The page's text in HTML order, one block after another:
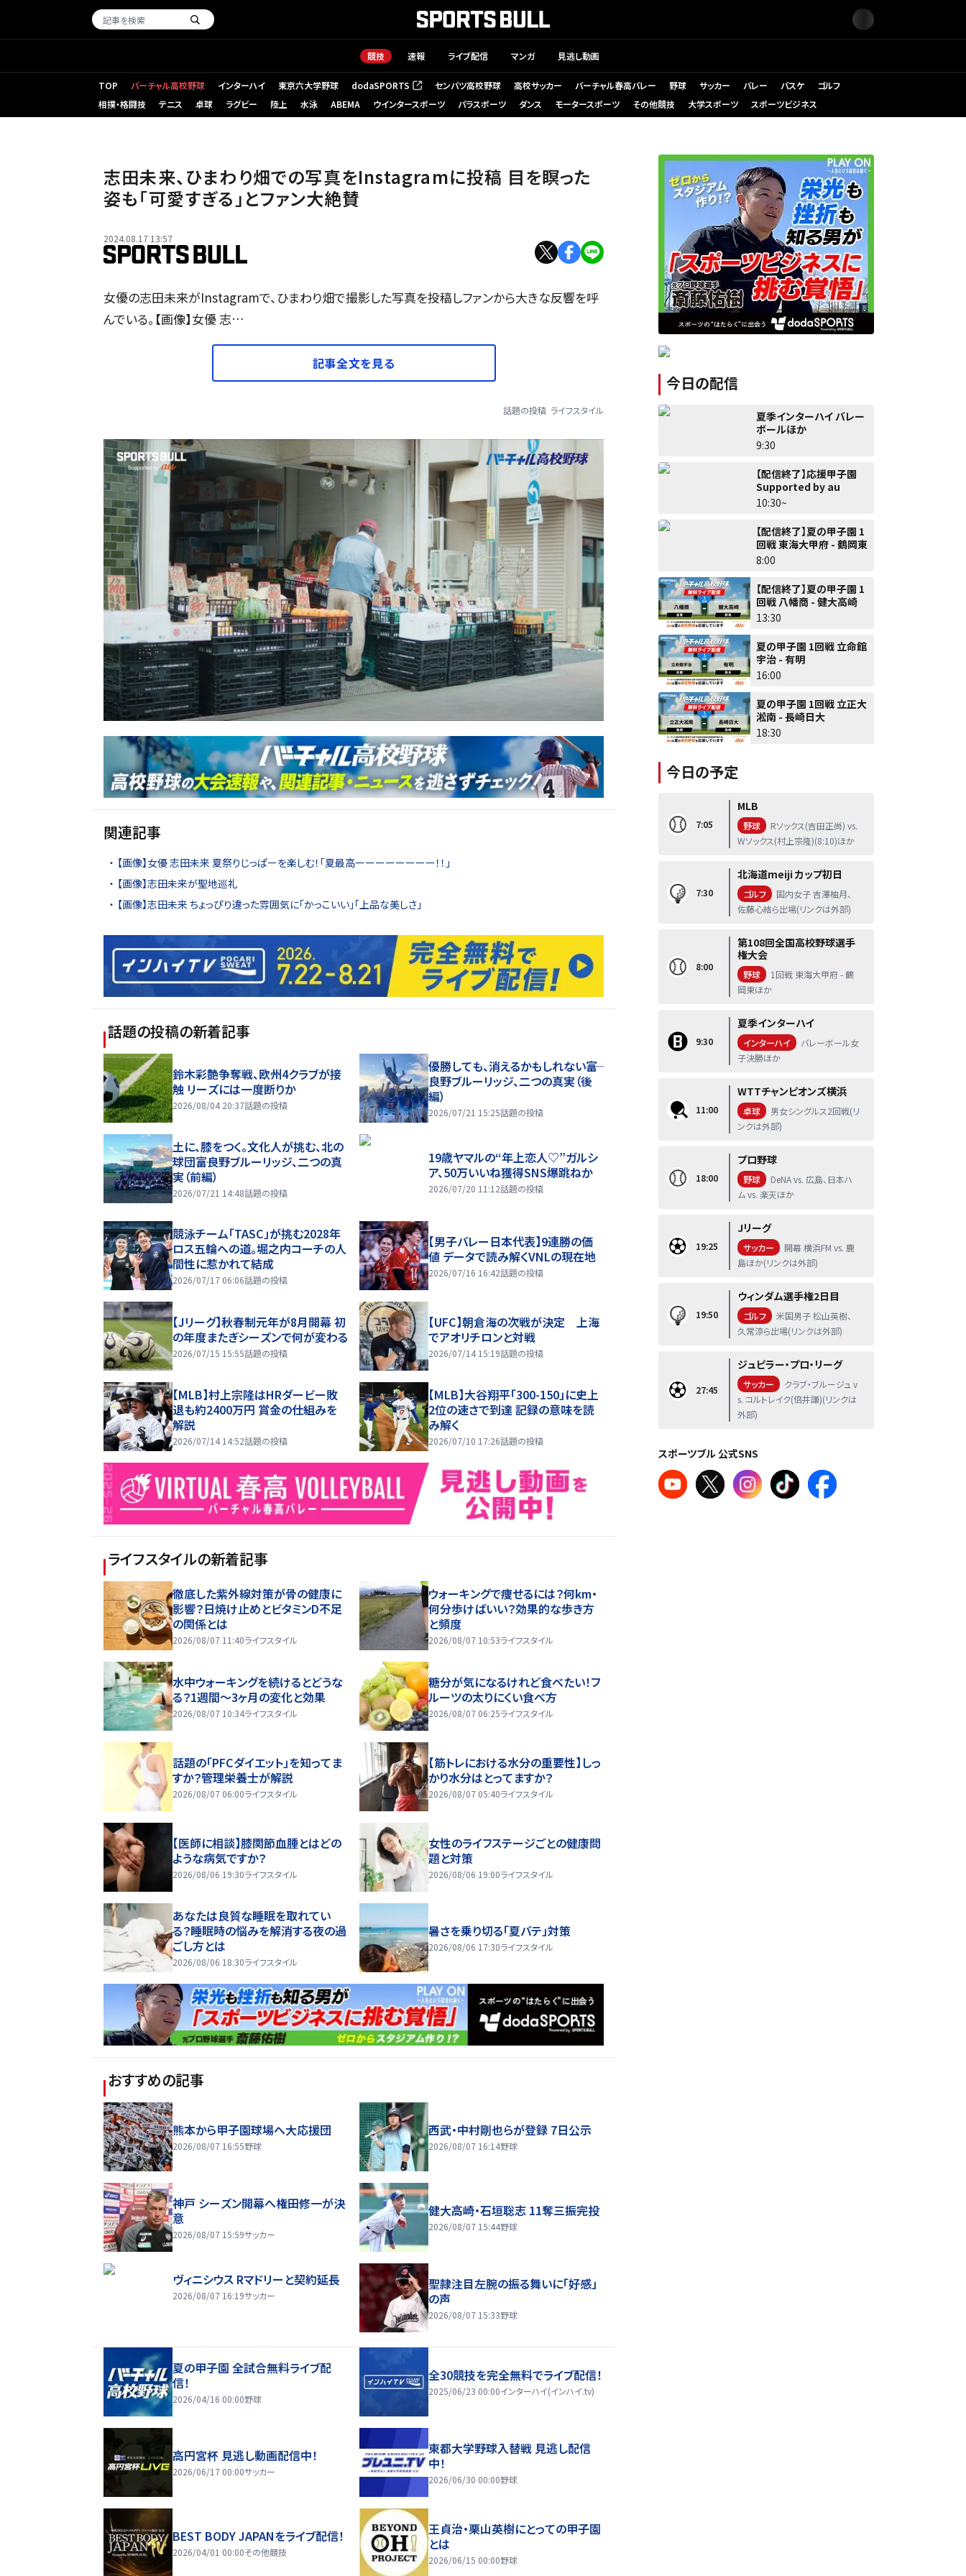
競技 速報 ライブ配信 マンガ 見逃し動画
TOP バーチャル高校野球 インターハイ 東京六大学野球 dodaSPORTS
（新しいタブで開く） センバツ高校野球 高校サッカー バーチャル春高バレー 野球 サッカー バレー バスケ
ゴルフ
相撲・格闘技
テニス 卓球 ラグビー 陸上 水泳 ABEMA ウインタースポーツ パラスポーツ ダンス モータースポーツ その他競技 大学スポーツ スポーツビジネス
志田未来、ひまわり畑での写真をInstagramに投稿 目を瞑った
姿も「可愛すぎる」とファン大絶賛
2024.08.17 13:57
女優の志田未来がInstagramで、ひまわり畑で撮影した写真を投稿しファンから大きな反響を呼
んでいる。【画像】女優 志…
記事全文を見る
話題の投稿 ライフスタイル
関連記事
【画像】女優 志田未来 夏祭りじっぱーを楽しむ！「夏最高ーーーーーーーー！！」
【画像】志田未来が聖地巡礼
【画像】志田未来 ちょっぴり違った雰囲気に「かっこいい」「上品な美しさ」
話題の投稿の新着記事
鈴木彩艶争奪戦、欧州4クラブが接
触 リーズには一度断りか
2026/08/04 20:37話題の投稿
優勝しても、消えるかもしれない――富
良野ブルーリッジ、二つの真実（後
編）
2026/07/21 15:25話題の投稿
土に、膝をつく。文化人が挑む、北の
球団――富良野ブルーリッジ、二つの真
実（前編）
2026/07/21 14:48話題の投稿
19歳ヤマルの“年上恋人♡”ガルシ
ア、50万いいね獲得SNS爆跳ねか
2026/07/20 11:12話題の投稿
競泳チーム「TASC」が挑む2028年
ロス五輪への道。堀之内コーチの人
間性に惹かれて結成
2026/07/17 06:06話題の投稿
【男子バレー日本代表】9連勝の価
値 データで読み解くVNLの現在地
2026/07/16 16:42話題の投稿
【Jリーグ】秋春制元年が8月開幕 初
の年度またぎシーズンで何が変わる
2026/07/15 15:55話題の投稿
【UFC】朝倉海の次戦が決定 上海
でアオリチロンと対戦
2026/07/14 15:19話題の投稿
【MLB】村上宗隆はHRダービー敗
退も約2400万円 賞金の仕組みを
解説
2026/07/14 14:52話題の投稿
【MLB】大谷翔平「300-150」に史上
2位の速さで到達 記録の意味を読
み解く
2026/07/10 17:26話題の投稿
ライフスタイルの新着記事
徹底した紫外線対策が骨の健康に
影響？日焼け止めとビタミンD不足
の関係とは
2026/08/07 11:40ライフスタイル
ウォーキングで痩せるには？何km・
何分歩けばいい？効果的な歩き方
と頻度
2026/08/07 10:53ライフスタイル
水中ウォーキングを続けるとどうな
る？1週間～3ヶ月の変化と効果
2026/08/07 10:34ライフスタイル
糖分が気になるけれど食べたい！フ
ルーツの太りにくい食べ方
2026/08/07 06:25ライフスタイル
話題の「PFCダイエット」を知ってま
すか？管理栄養士が解説
2026/08/07 06:00ライフスタイル
【筋トレにおける水分の重要性】しっ
かり水分はとってますか？
2026/08/07 05:40ライフスタイル
【医師に相談】膝関節血腫とはどの
ような病気ですか？
2026/08/06 19:30ライフスタイル
女性のライフステージごとの健康問
題と対策
2026/08/06 19:00ライフスタイル
あなたは良質な睡眠を取れてい
る？睡眠時の悩みを解消する夜の過
ごし方とは
2026/08/06 18:30ライフスタイル
暑さを乗り切る「夏バテ」対策
2026/08/06 17:30ライフスタイル
おすすめの記事
熊本から甲子園球場へ大応援団
2026/08/07 16:55野球
西武・中村剛也らが登録 7日公示
2026/08/07 16:14野球
神戸 シーズン開幕へ権田修一が決
意
2026/08/07 15:59サッカー
健大高崎・石垣聡志 11奪三振完投
2026/08/07 15:44野球
ヴィニシウス Rマドリーと契約延長
2026/08/07 16:19サッカー
聖隷注目左腕の振る舞いに「好感」
の声
2026/08/07 15:33野球
夏の甲子園 全試合無料ライブ配
信！
2026/04/16 00:00野球
全30競技を完全無料でライブ配信！
2025/06/23 00:00インターハイ(インハイ.tv)
高円宮杯 見逃し動画配信中！
2026/06/17 00:00サッカー
東都大学野球入替戦 見逃し配信
中！
2026/06/30 00:00野球
BEST BODY JAPANをライブ配信！
2026/04/01 00:00その他競技
王貞治・栗山英樹にとっての甲子園
とは
2026/06/15 00:00野球
今日の配信
夏季インターハイ バレー
ボールほか
9:30
【配信終了】応援甲子園
Supported by au
10:30~
【配信終了】夏の甲子園 1
回戦 東海大甲府 - 鶴岡東
8:00
【配信終了】夏の甲子園 1
回戦 八幡商 - 健大高崎
13:30
夏の甲子園 1回戦 立命館
宇治 - 有明
16:00
夏の甲子園 1回戦 立正大
淞南 - 長崎日大
18:30
今日の予定
7:05
MLB
野球
Rソックス(吉田正尚) vs.
Wソックス(村上宗隆)(8:10)ほか
7:30
北海道meiji カップ初日
ゴルフ
国内女子 吉澤柚月、
佐藤心結ら出場(リンクは外部)
8:00
第108回全国高校野球選手
権大会
野球
1回戦 東海大甲府 - 鶴
岡東ほか
9:30
夏季インターハイ
インターハイ
バレーボール女
子決勝ほか
11:00
WTTチャンピオンズ横浜
卓球
男女シングルス2回戦(リ
ンクは外部)
18:00
プロ野球
野球
DeNA vs. 広島、日本ハ
ム vs. 楽天ほか
19:25
Jリーグ
サッカー
開幕 横浜FM vs. 鹿
島ほか(リンクは外部)
19:50
ウィンダム選手権2日目
ゴルフ
米国男子 松山英樹、
久常涼ら出場(リンクは外部)
27:45
ジュピラー・プロ・リーグ
サッカー
クラブ・ブルージュ v
s. コルトレイク(倍井謙)(リンクは
外部)
スポーツブル 公式SNS